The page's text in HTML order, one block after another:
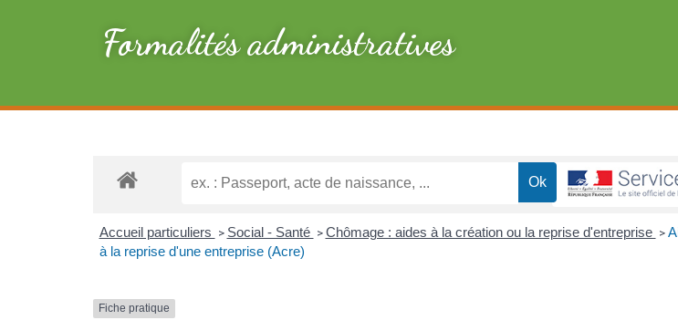
Formalités administratives
Accueil particuliers > Social - Santé > Chômage : aides à la création ou la reprise d'entreprise >
à la reprise d'une entreprise (Acre)
Fiche pratique